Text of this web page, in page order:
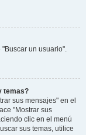
un usuario".
temas?
sus mensajes" en el
"Mostrar sus
clic en el menú
sus temas, utilice